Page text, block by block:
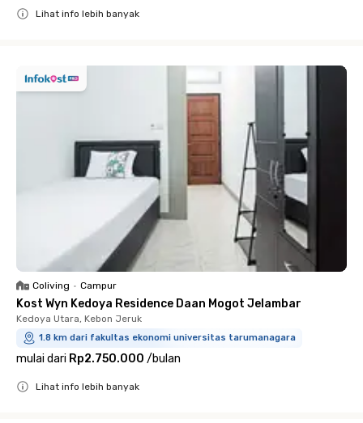
Lihat info lebih banyak
Coliving • Campur
Kost Wyn Kedoya Residence Daan Mogot Jelambar
Kedoya Utara, Kebon Jeruk
1.8 km dari fakultas ekonomi universitas tarumanagara
mulai dari Rp2.750.000 /bulan
Lihat info lebih banyak